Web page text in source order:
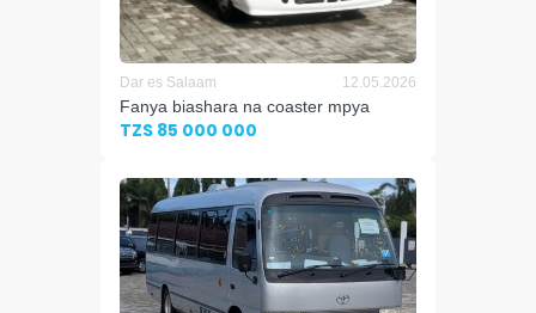
Dar es Salaam 12.05.2026
Fanya biashara na coaster mpya
TZS 85 000 000